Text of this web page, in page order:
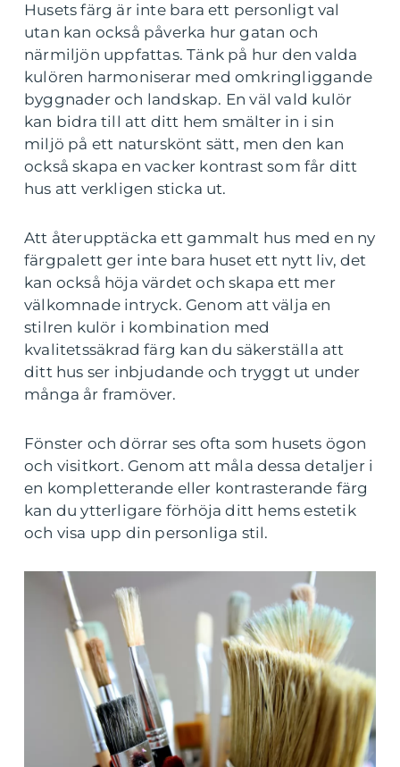
Husets färg är inte bara ett personligt val
utan kan också påverka hur gatan och
närmiljön uppfattas. Tänk på hur den valda
kulören harmoniserar med omkringliggande
byggnader och landskap. En väl vald kulör
kan bidra till att ditt hem smälter in i sin
miljö på ett naturskönt sätt, men den kan
också skapa en vacker kontrast som får ditt
hus att verkligen sticka ut.
Att återupptäcka ett gammalt hus med en ny
färgpalett ger inte bara huset ett nytt liv, det
kan också höja värdet och skapa ett mer
välkomnade intryck. Genom att välja en
stilren kulör i kombination med
kvalitetssäkrad färg kan du säkerställa att
ditt hus ser inbjudande och tryggt ut under
många år framöver.
Fönster och dörrar ses ofta som husets ögon
och visitkort. Genom att måla dessa detaljer i
en kompletterande eller kontrasterande färg
kan du ytterligare förhöja ditt hems estetik
och visa upp din personliga stil.